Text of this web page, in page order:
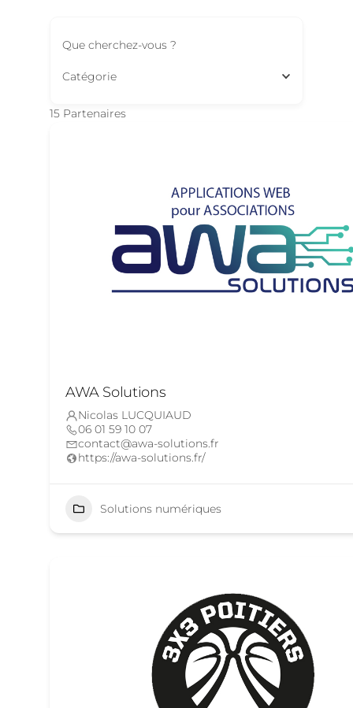
Que cherchez-vous ?
Catégorie
15Partenaires
AWA Solutions
Nicolas LUCQUIAUD
06 01 59 10 07
contact@awa-solutions.fr
https://awa-solutions.fr/
Solutions numériques